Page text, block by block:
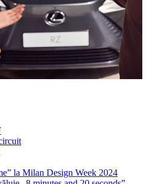
la Milan Design Week 2024